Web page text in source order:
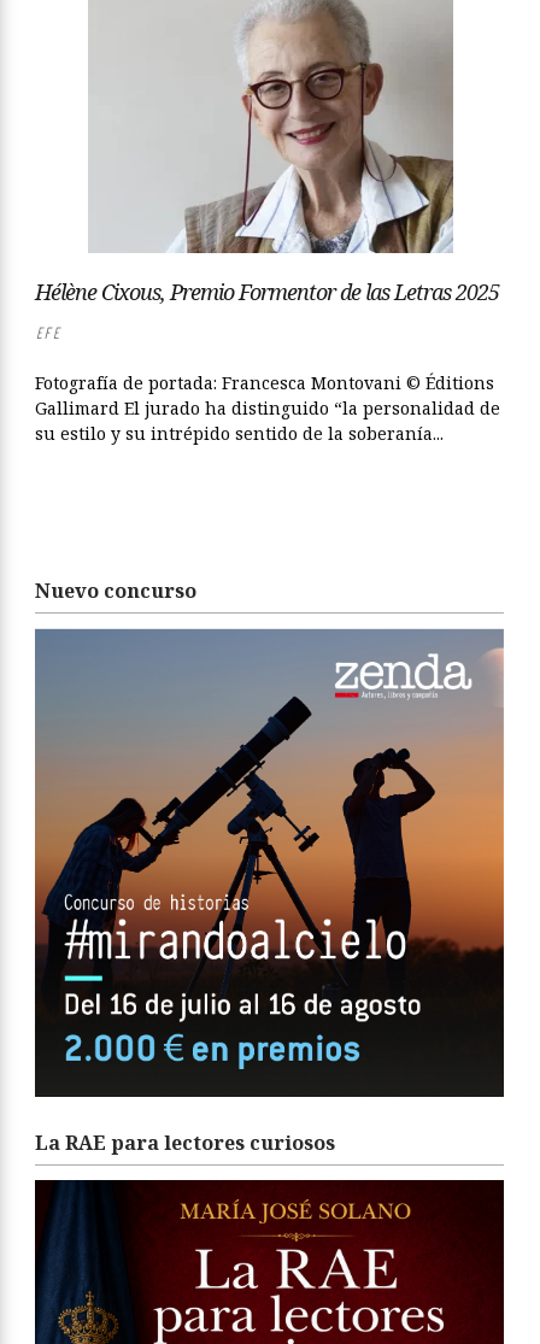
Hélène Cixous, Premio Formentor de las Letras 2025
EFE
Fotografía de portada: Francesca Montovani © Éditions
Gallimard El jurado ha distinguido “la personalidad de
su estilo y su intrépido sentido de la soberanía...
Nuevo concurso
La RAE para lectores curiosos